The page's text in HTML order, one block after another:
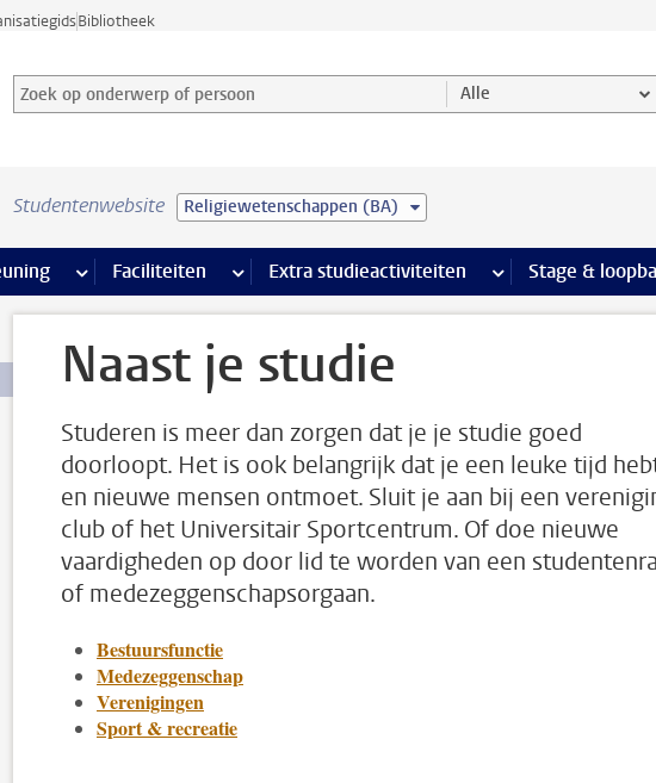
Bibliotheek
Zoek op onderwerp of persoon en selecteer categorie
Zoekterm Alle
Studentenwebsite Religiewetenschappen (BA)
pagina’smeer Ondersteuning pagina’s
Faciliteiten meer Faciliteiten pagina’s
Extra studieactiviteiten meer Extra
Stage &
Naast je studie
Studeren is meer dan zorgen dat je je studie goed
doorloopt. Het is ook belangrijk dat je een leuke tijd
en nieuwe mensen ontmoet. Sluit je aan bij een
club of het Universitair Sportcentrum. Of doe nieuwe
vaardigheden op door lid te worden van een
of medezeggenschapsorgaan.
Bestuursfunctie
Medezeggenschap
Verenigingen
Sport & recreatie